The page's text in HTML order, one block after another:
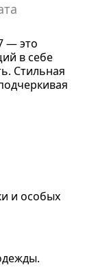
— это
в себе
Стильная
и особых